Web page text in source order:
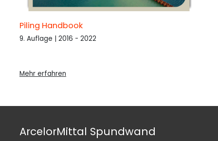
Piling Handbook
9. Auflage | 2016 - 2022
Mehr erfahren
ArcelorMittal Spundwand